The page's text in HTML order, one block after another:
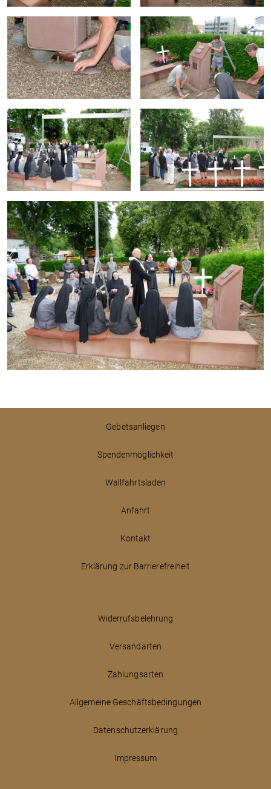
Gebetsanliegen
Spendenmöglichkeit
Wallfahrtsladen
Anfahrt
Kontakt
Erklärung zur Barrierefreiheit
Widerrufsbelehrung
Versandarten
Zahlungsarten
Allgemeine Geschäftsbedingungen
Datenschutzerklärung
Impressum